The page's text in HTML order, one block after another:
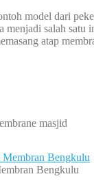
model dari
menjadi salah satu
atap
masjid
Bengkulu